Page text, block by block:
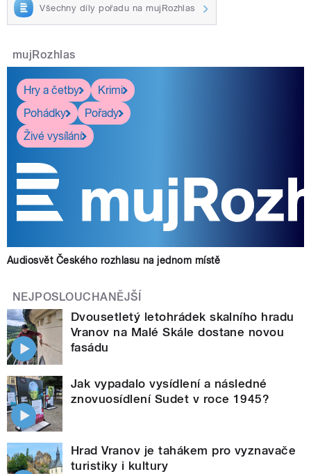
Všechny díly pořadu na mujRozhlas
mujRozhlas
Hry a četby
Krimi
Pohádky
Pořady
Živé vysílání
Audiosvět Českého rozhlasu na jednom místě
NEJPOSLOUCHANĚJŠÍ
Dvousetletý letohrádek skalního hradu
Vranov na Malé Skále dostane novou
fasádu
Jak vypadalo vysídlení a následné
znovuosídlení Sudet v roce 1945?
Hrad Vranov je tahákem pro vyznavače
turistiky i kultury